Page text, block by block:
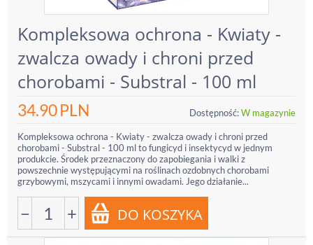
Kompleksowa ochrona - Kwiaty -
zwalcza owady i chroni przed
chorobami - Substral - 100 ml
34.90PLN Dostępność:W magazynie
Kompleksowa ochrona - Kwiaty - zwalcza owady i chroni przed
chorobami - Substral - 100 ml to fungicyd i insektycyd w jednym
produkcie. Środek przeznaczony do zapobiegania i walki z
powszechnie występującymi na roślinach ozdobnych chorobami
grzybowymi, mszycami i innymi owadami. Jego działanie...
− +